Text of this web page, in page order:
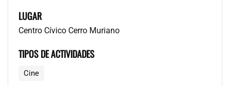
LUGAR
Centro Cívico Cerro Muriano
TIPOS DE ACTIVIDADES
Cine